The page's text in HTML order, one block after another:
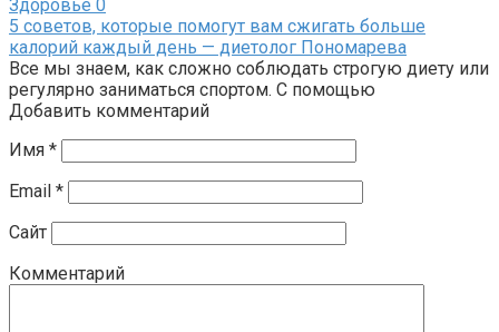
Здоровье 0
5 советов, которые помогут вам сжигать больше
калорий каждый день — диетолог Пономарева
Все мы знаем, как сложно соблюдать строгую диету или
регулярно заниматься спортом. С помощью
Добавить комментарий
Имя *
Email *
Сайт
Комментарий